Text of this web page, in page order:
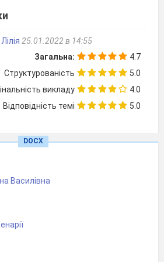
бо нині свято мами.
вірші, танці ми
то найбільша радість
ми, ще підемо в танок.
свято я прийшла
людям,
25.01.2022 в 14:55
Загальна:
4.7
Структурованість
5.0
викладу
4.0
Відповідність темі
5.0
DOCX
Василівна